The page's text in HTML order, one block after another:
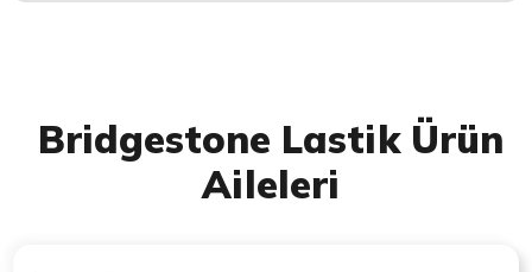
Bridgestone Lastik Ürün
Aileleri